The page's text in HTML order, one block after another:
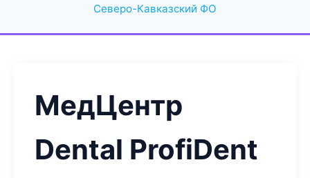
Северо-Кавказский ФО
МедЦентр
Dental ProfiDent